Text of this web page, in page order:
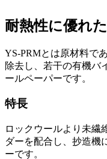
耐熱性に優れ
YS-PRMとは原材料で
除去し、若干の有機バ
ールペーパーです。
特長
ロックウールより未繊
ダーを配合し、抄造機
ーです。